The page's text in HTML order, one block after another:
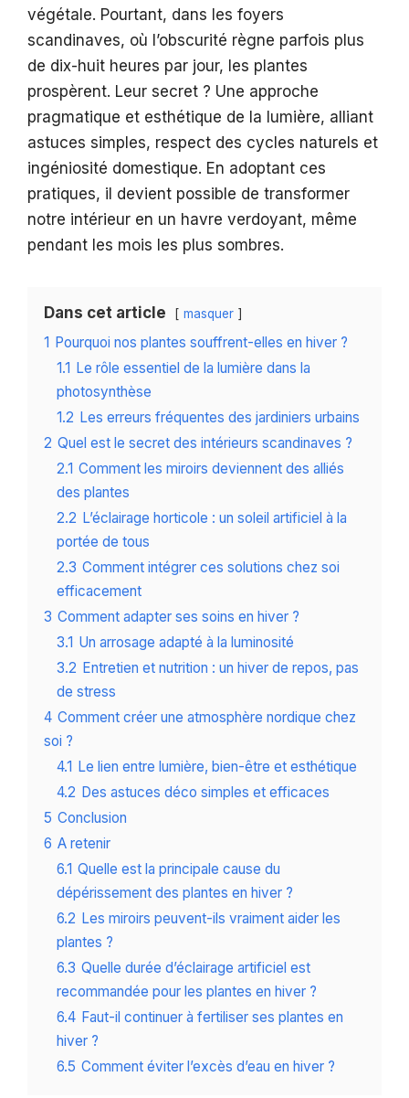
végétale. Pourtant, dans les foyers
scandinaves, où l’obscurité règne parfois plus
de dix-huit heures par jour, les plantes
prospèrent. Leur secret ? Une approche
pragmatique et esthétique de la lumière, alliant
astuces simples, respect des cycles naturels et
ingéniosité domestique. En adoptant ces
pratiques, il devient possible de transformer
notre intérieur en un havre verdoyant, même
pendant les mois les plus sombres.
Dans cet article masquer
1 Pourquoi nos plantes souffrent-elles en hiver ?
1.1 Le rôle essentiel de la lumière dans la
photosynthèse
1.2 Les erreurs fréquentes des jardiniers urbains
2 Quel est le secret des intérieurs scandinaves ?
2.1 Comment les miroirs deviennent des alliés
des plantes
2.2 L’éclairage horticole : un soleil artificiel à la
portée de tous
2.3 Comment intégrer ces solutions chez soi
efficacement
3 Comment adapter ses soins en hiver ?
3.1 Un arrosage adapté à la luminosité
3.2 Entretien et nutrition : un hiver de repos, pas
de stress
4 Comment créer une atmosphère nordique chez
soi ?
4.1 Le lien entre lumière, bien-être et esthétique
4.2 Des astuces déco simples et efficaces
5 Conclusion
6 A retenir
6.1 Quelle est la principale cause du
dépérissement des plantes en hiver ?
6.2 Les miroirs peuvent-ils vraiment aider les
plantes ?
6.3 Quelle durée d’éclairage artificiel est
recommandée pour les plantes en hiver ?
6.4 Faut-il continuer à fertiliser ses plantes en
hiver ?
6.5 Comment éviter l’excès d’eau en hiver ?